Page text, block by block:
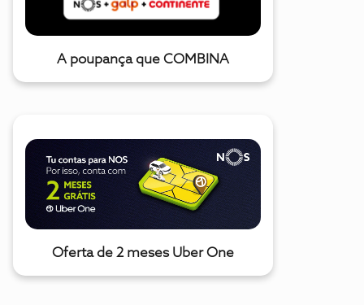
A poupança que COMBINA
Oferta de 2 meses Uber One